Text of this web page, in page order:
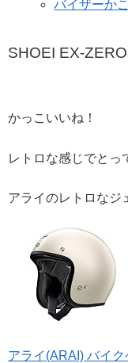
バイザーか
SHOEI EX-ZERO
かっこいいね！
レトロな感じでとっ
アライのレトロなジ
アライ(ARAI) バイ